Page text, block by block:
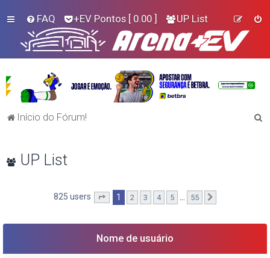
FAQ +EV Pontos [ 0.00 ] UP List
Início do Fórum!
r
UP List
825 users Página1 de
1 2 3 4 5 55
Nome de usuário